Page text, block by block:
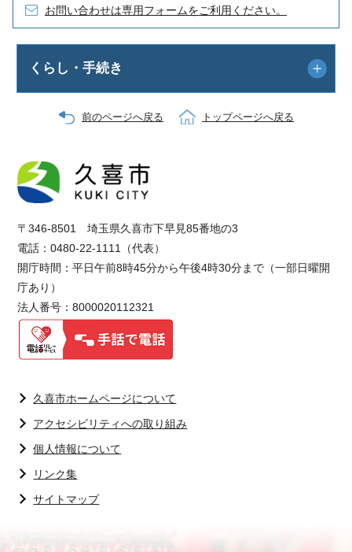
お問い合わせは専用フォームをご利用ください。
くらし・手続き
前のページへ戻る トップページへ戻る
〒346-8501 埼玉県久喜市下早見85番地の3
電話：0480-22-1111（代表）
開庁時間：平日午前8時45分から午後4時30分まで（一部日曜開
庁あり）
法人番号：8000020112321
久喜市ホームページについて
アクセシビリティへの取り組み
個人情報について
リンク集
サイトマップ